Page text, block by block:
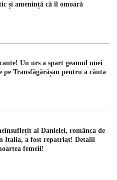
și amenință că îl omoară
Un urs a spart geamul unei
pe Transfăgărășan pentru a căuta
al Danielei, românca de
Italia, a fost repatriat! Detalii
femeii!